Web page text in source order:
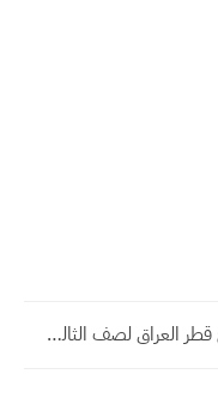
نتائج طلبة خارج قطر العراق لصف الثالث متوسط لامتحانات سنة...